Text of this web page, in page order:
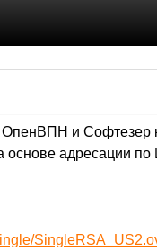
и Софтезер
адресации